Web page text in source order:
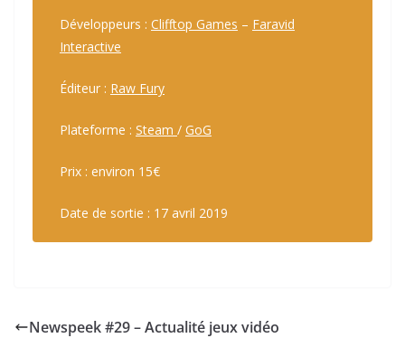
Développeurs : Clifftop Games – Faravid
Interactive
Éditeur : Raw Fury
Plateforme : Steam / GoG
Prix : environ 15€
Date de sortie : 17 avril 2019
Newspeek #29 – Actualité jeux vidéo